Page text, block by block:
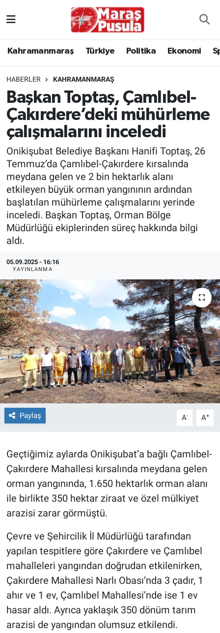
Kahramanmaraş Türkiye Politika Ekonomi
HABERLER KAHRAMANMARAŞ
Başkan Toptaş, Çamlıbel-
Çakırdere’deki mühürleme
çalışmalarını inceledi
Onikişubat Belediye Başkanı Hanifi Toptaş, 26
Temmuz’da Çamlıbel-Çakırdere kırsalında
meydana gelen ve 2 bin hektarlık alanı
etkileyen büyük orman yangınının ardından
başlatılan mühürleme çalışmalarını yerinde
inceledi. Başkan Toptaş, Orman Bölge
Müdürlüğü ekiplerinden süreç hakkında bilgi
aldı.
05.09.2025 - 16:16
YAYINLANMA
Paylaş A- A+
Geçtiğimiz aylarda Onikişubat’a bağlı Çamlıbel-
Çakırdere Mahallesi kırsalında meydana gelen
orman yangınında, 1.650 hektarlık orman alanı
ile birlikte 350 hektar ziraat ve özel mülkiyet
arazisi zarar görmüştü.
Çevre ve Şehircilik İl Müdürlüğü tarafından
yapılan tespitlere göre Çakırdere ve Çamlıbel
mahalleleri yangından doğrudan etkilenirken,
Çakırdere Mahallesi Narlı Obası’nda 3 çadır, 1
ahır ve 1 ev, Çamlıbel Mahallesi’nde ise 1 ev
hasar aldı. Ayrıca yaklaşık 350 dönüm tarım
arazisi de yangından olumsuz etkilendi.
Politika
Ekonomi
Spor
Kültür Sanat
Sağlık
Dünya
İlçeler
MAGAZİN
Bilim, Teknoloji
ASAYİŞ
ÇEVRE
HABERDE İNSAN
BİLİM VE TEKNOLOJİ
Güvenlik
Bölge
İstanbul Trafik Yoğunluk Haritası
Süper Lig Puan Durumu ve Fikstür
Tüm Manşetler
Son Dakika Haberleri
Haber Arşivi